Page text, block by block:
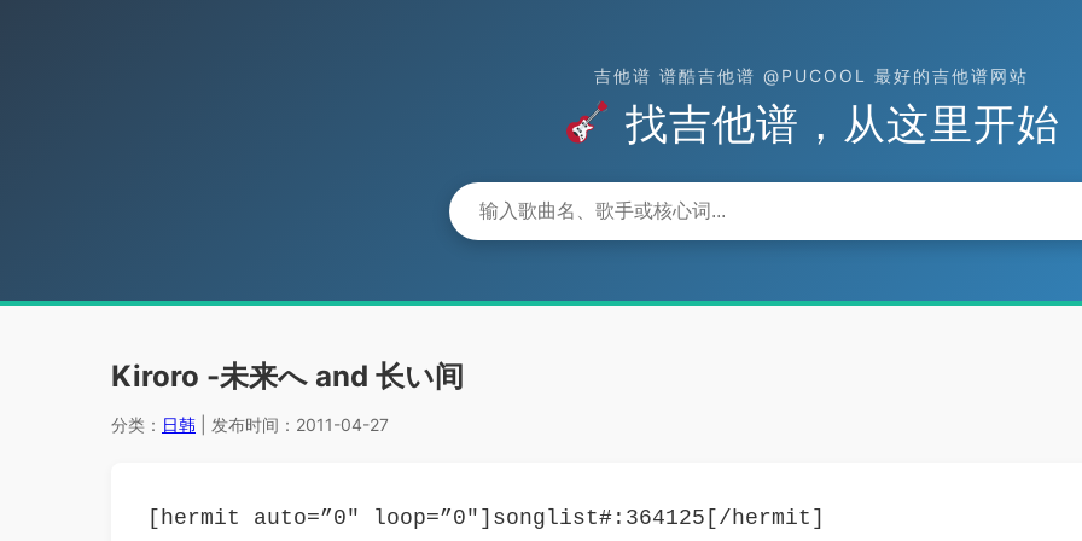
吉他谱 谱酷吉他谱 @PUCOOL 最好的吉他谱网站
找吉他谱，从这里开始
Kiroro -未来へ and 长い间
分类： 日韩 | 发布时间：2011-04-27
[hermit auto=”0″ loop=”0″]songlist#:364125[/hermit]